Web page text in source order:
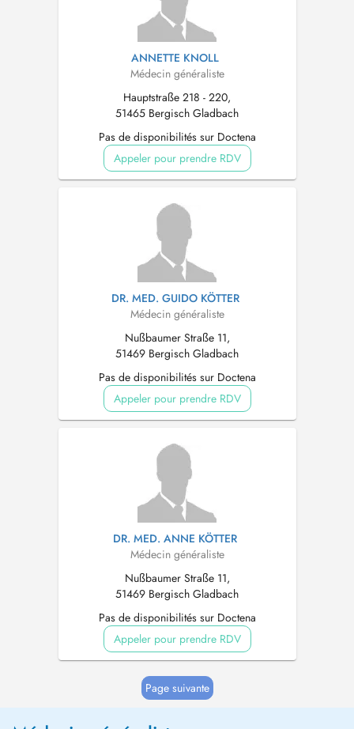
ANNETTE KNOLL
Médecin généraliste
Hauptstraße 218 - 220,
51465 Bergisch Gladbach
Pas de disponibilités sur Doctena
Appeler pour prendre RDV
DR. MED. GUIDO KÖTTER
Médecin généraliste
Nußbaumer Straße 11,
51469 Bergisch Gladbach
Pas de disponibilités sur Doctena
Appeler pour prendre RDV
DR. MED. ANNE KÖTTER
Médecin généraliste
Nußbaumer Straße 11,
51469 Bergisch Gladbach
Pas de disponibilités sur Doctena
Appeler pour prendre RDV
Page suivante